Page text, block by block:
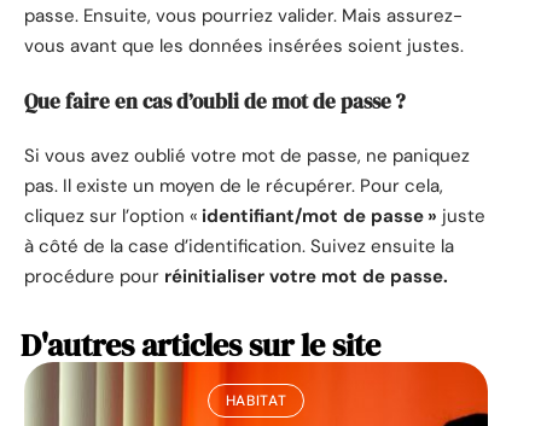
passe. Ensuite, vous pourriez valider. Mais assurez-
vous avant que les données insérées soient justes.
Que faire en cas d’oubli de mot de passe ?
Si vous avez oublié votre mot de passe, ne paniquez
pas. Il existe un moyen de le récupérer. Pour cela,
cliquez sur l’option « identifiant/mot de passe » juste
à côté de la case d’identification. Suivez ensuite la
procédure pour réinitialiser votre mot de passe.
D'autres articles sur le site
HABITAT